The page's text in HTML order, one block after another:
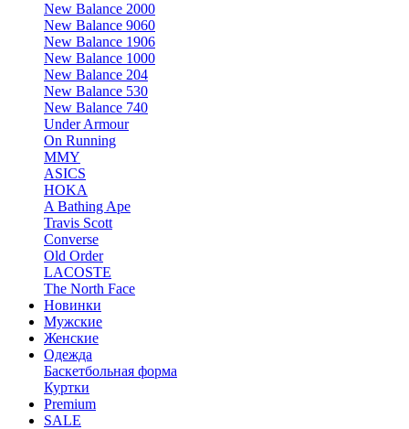
New Balance 2000
New Balance 9060
New Balance 1906
New Balance 1000
New Balance 204
New Balance 530
New Balance 740
Under Armour
On Running
MMY
ASICS
HOKA
A Bathing Ape
Travis Scott
Converse
Old Order
LACOSTE
The North Face
Новинки
Мужские
Женские
Одежда
Баскетбольная форма
Куртки
Premium
SALE